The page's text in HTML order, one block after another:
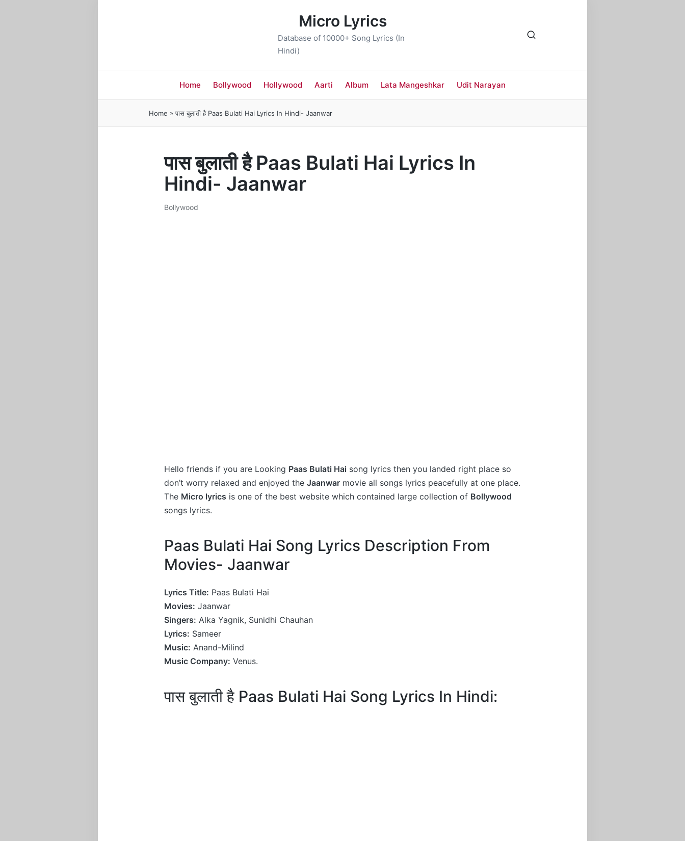
Micro Lyrics
Database of 10000+ Song Lyrics (In
Hindi)
Home Bollywood Hollywood Aarti Album Lata Mangeshkar Udit Narayan
Home »पास बुलाती है Paas Bulati Hai Lyrics In Hindi- Jaanwar
पास बुलाती है Paas Bulati Hai Lyrics In
Hindi- Jaanwar
Posted
Bollywood
Hello friends if you are Looking Paas Bulati Hai song lyrics then you landed right place so
don’t worry relaxed and enjoyed the Jaanwar movie all songs lyrics peacefully at one place.
The Micro lyrics is one of the best website which contained large collection of Bollywood
songs lyrics.
Paas Bulati Hai Song Lyrics Description From
Movies- Jaanwar
Lyrics Title: Paas Bulati Hai
Movies: Jaanwar
Singers: Alka Yagnik, Sunidhi Chauhan
Lyrics: Sameer
Music: Anand-Milind
Music Company: Venus.
पास बुलाती है Paas Bulati Hai Song Lyrics In Hindi: